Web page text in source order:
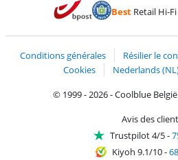
Payer
BestRetail Hi-
Conditions générales Résilier le
Cookies
Nederlands
© 1999 - 2026 - Coolblue
Avis des
Trustpilot 4/5-
Kiyoh 9.1/10-